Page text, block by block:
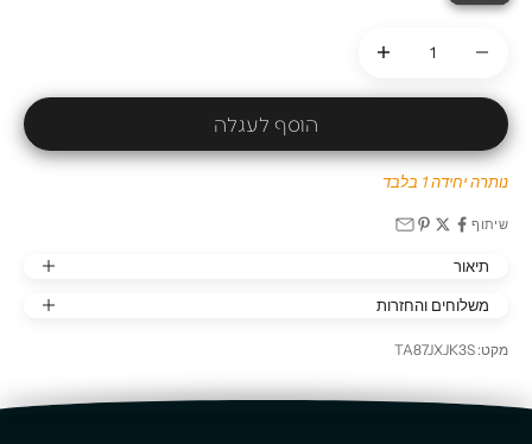
הוסף לעגלה
נותרה יחידה 1 בלבד
שיתוף
תיאור
משלוחים והחזרות
מקט: TA87JXJK3S